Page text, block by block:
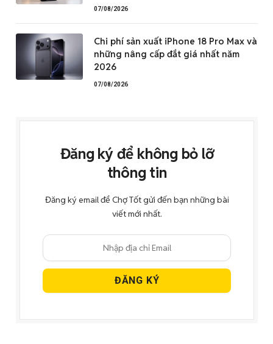
07/08/2026
Chi phí sản xuất iPhone 18 Pro Max và
những nâng cấp đắt giá nhất năm
2026
07/08/2026
Đăng ký để không bỏ lỡ
thông tin
Đăng ký email để Chợ Tốt gửi đến bạn những bài
viết mới nhất.